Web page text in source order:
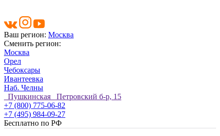
Ваш регион: Москва
Сменить регион:
Москва
Орел
Чебоксары
Ивантеевка
Наб. Челны
Пушкинская Петровский б-р, 15
+7 (800) 775-06-82
+7 (495) 984-09-27
Бесплатно по РФ